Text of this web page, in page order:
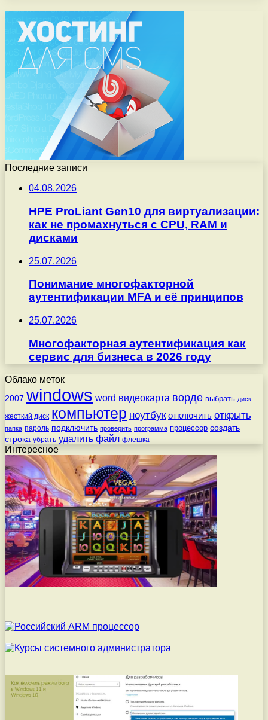
Последние записи
04.08.2026
HPE ProLiant Gen10 для виртуализации:
как не промахнуться с CPU, RAM и
дисками
25.07.2026
Понимание многофакторной
аутентификации MFA и её принципов
25.07.2026
Многофакторная аутентификация как
сервис для бизнеса в 2026 году
Облако меток
2007 windows word видеокарта ворде выбрать диск
жесткий диск компьютер ноутбук отключить открыть
папка пароль подключить проверить программа процессор создать
строка убрать удалить файл флешка
Интересное